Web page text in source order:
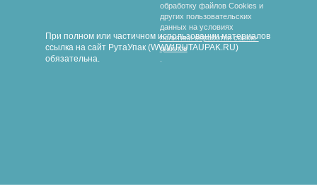
При полном или частичном использовании материалов
ссылка на сайт РутаУпак (WWW.RUTAUPAK.RU)
обязательна.
обработку файлов Cookies и
других пользовательских
данных на условиях
политики обработки cookie-
файлов